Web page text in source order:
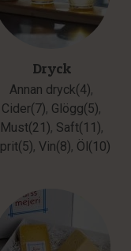
Dryck
Annan dryck(4),
Cider(7), Glögg(5),
Must(21), Saft(11),
, Vin(8), Öl(10)